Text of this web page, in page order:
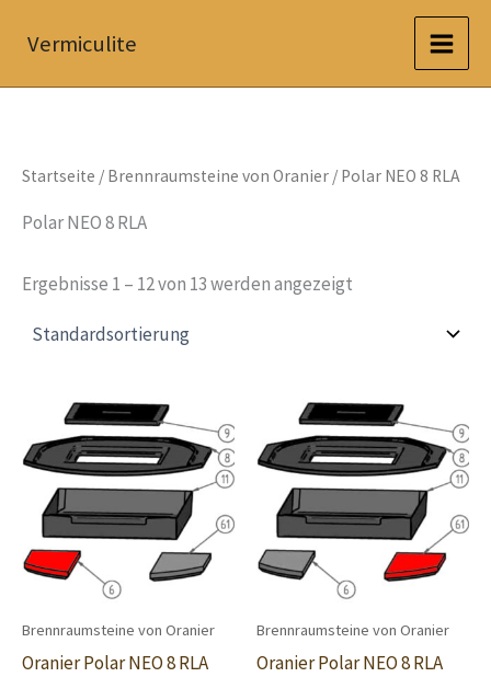
InhaltVermiculite
Startseite / Brennraumsteine von Oranier / Polar NEO 8 RLA
Polar NEO 8 RLA
Ergebnisse 1 – 12 von 13 werden angezeigt
Brennraumsteine von Oranier
Oranier Polar NEO 8 RLA
Brennraumsteine von Oranier
Oranier Polar NEO 8 RLA